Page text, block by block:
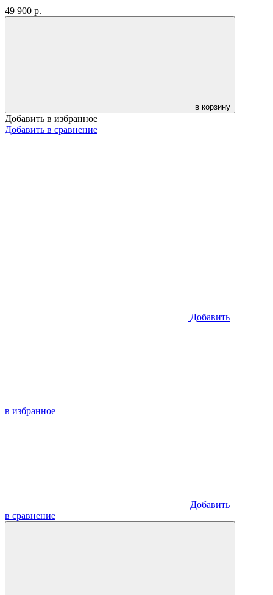
49 900 р.
в корзину
Добавить в избранное
Добавить в сравнение
Добавить
в избранное
Добавить
в сравнение